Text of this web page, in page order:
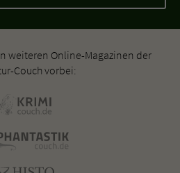
weiteren Online-Magazinen der
Couch vorbei: